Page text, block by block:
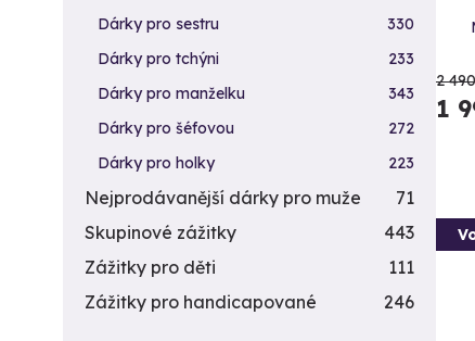
2
1
Dárky pro sestru
330
Dárky pro tchýni
233
Dárky pro manželku
343
Dárky pro šéfovou
272
Dárky pro holky
223
Nejprodávanější dárky pro muže
71
Skupinové zážitky
443
Zážitky pro děti
111
Zážitky pro handicapované
246